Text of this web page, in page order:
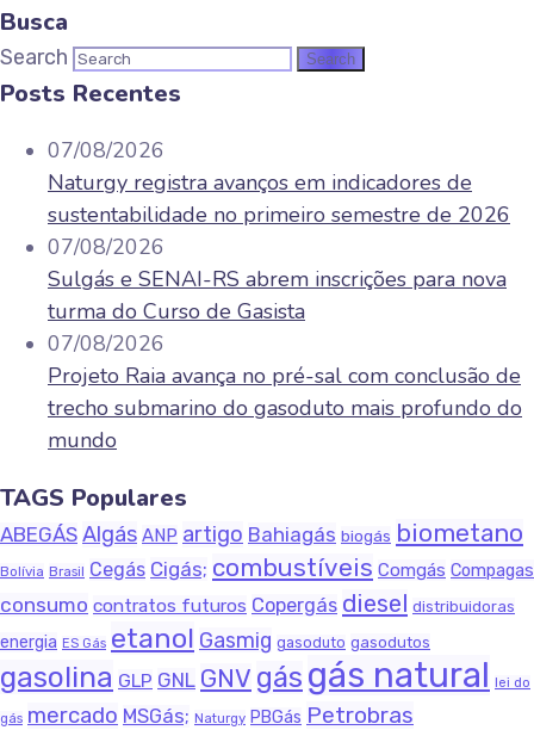
Busca
Search
Posts Recentes
07/08/2026
Naturgy registra avanços em indicadores de
sustentabilidade no primeiro semestre de 2026
07/08/2026
Sulgás e SENAI-RS abrem inscrições para nova
turma do Curso de Gasista
07/08/2026
Projeto Raia avança no pré-sal com conclusão de
trecho submarino do gasoduto mais profundo do
mundo
TAGS Populares
ABEGÁS Algás ANP artigo Bahiagás biogás biometano
Bolívia Brasil Cegás Cigás; combustíveis Comgás Compagas
consumo contratos futuros Copergás diesel distribuidoras
energia ES Gás etanol Gasmig gasoduto gasodutos
gasolina GLP GNL GNV gás gás natural lei do
gás mercado MSGás; Naturgy PBGás Petrobras